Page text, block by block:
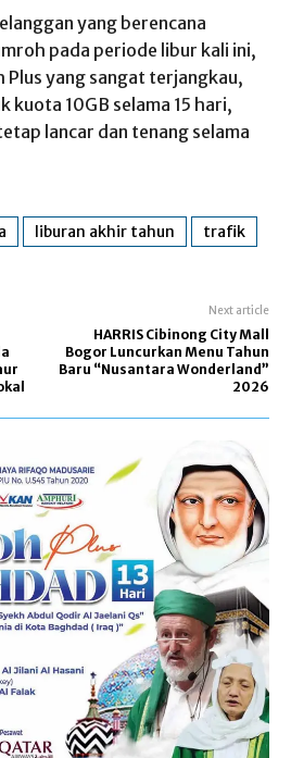
yang berencana
pada periode libur kali ini,
Plus yang sangat terjangkau,
kuota 10GB selama 15 hari,
lancar dan tenang selama
liburan akhir tahun
trafik
Next article
HARRIS Cibinong City Mall
Bogor Luncurkan Menu Tahun
Baru “Nusantara Wonderland”
2026